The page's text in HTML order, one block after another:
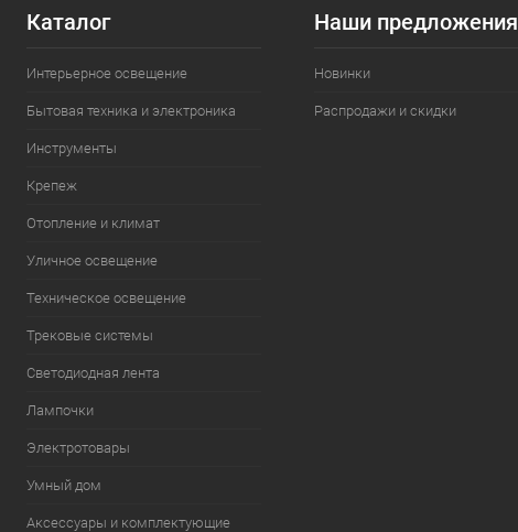
Каталог
Интерьерное освещение
Бытовая техника и электроника
Инструменты
Крепеж
Отопление и климат
Уличное освещение
Техническое освещение
Трековые системы
Светодиодная лента
Лампочки
Электротовары
Умный дом
Аксессуары и комплектующие
Наши предложения
Новинки
Распродажи и скидки